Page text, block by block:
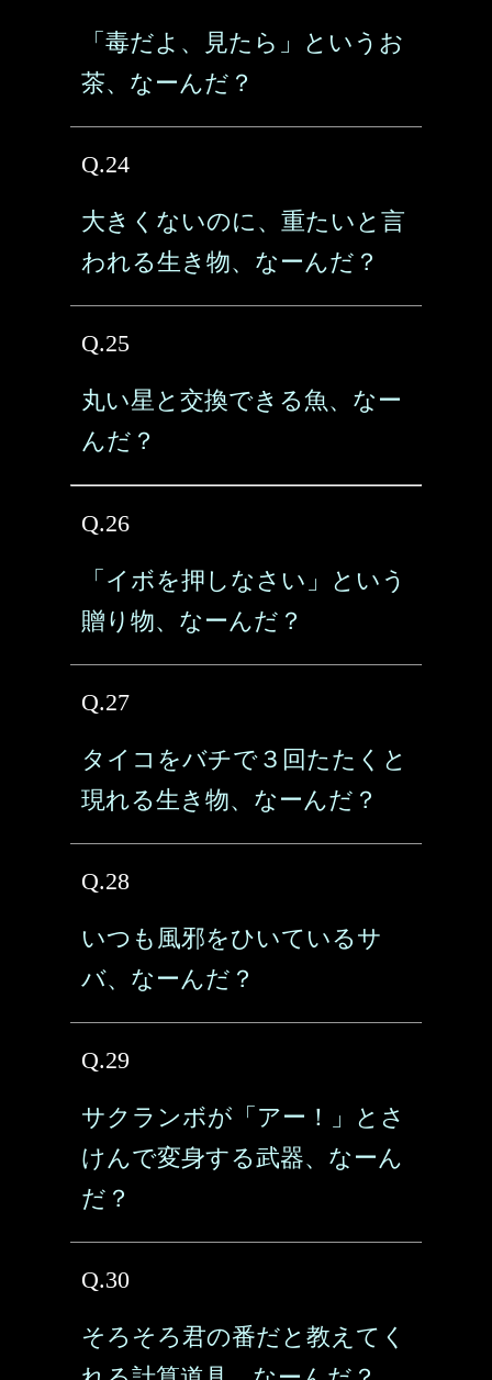
「毒だよ、見たら」というお
茶、なーんだ？
Q.24
大きくないのに、重たいと言
われる生き物、なーんだ？
Q.25
丸い星と交換できる魚、なー
んだ？
Q.26
「イボを押しなさい」という
贈り物、なーんだ？
Q.27
タイコをバチで３回たたくと
現れる生き物、なーんだ？
Q.28
いつも風邪をひいているサ
バ、なーんだ？
Q.29
サクランボが「アー！」とさ
けんで変身する武器、なーん
だ？
Q.30
そろそろ君の番だと教えてく